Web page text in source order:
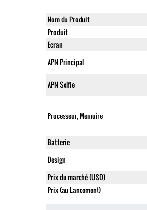
Nom du Produit
Produit
Ecran
APN Principal
APN Selfie
Processeur, Memoire
Batterie
Design
Prix du marché (USD)
Prix (au Lancement)